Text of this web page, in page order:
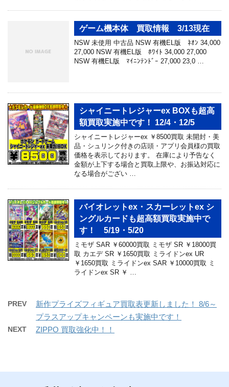
ゲーム機本体 買取情報 3/13現在
NSW 未使用 中古品 NSW 有機EL版 ﾈｵﾝ 34,000
27,000 NSW 有機EL版 ﾎﾜｲﾄ 34,000 27,000
NSW 有機EL版 ﾏｲﾆﾝﾃﾝﾄﾞｰ 27,000 23,0 …
シャイニートレジャーex BOXも超高
額買取実施中です！ 12/4・12/5
シャイニートレジャーex ￥8500買取 未開封・美
品・シュリンク付きの店頭・アプリ会員様の買取
価格を表示しております。 在庫により予告なく
金額が上下する場合と買取上限や、お振込対応に
なる場合がござい …
バイオレットex・スカーレットex シ
ングルカードも超高額買取実施中で
す！ 5/19・5/20
ミモザ SAR ￥60000買取 ミモザ SR ￥18000買
取 カエデ SR ￥1650買取 ミライドンex UR
￥1650買取 ミライドンex SAR ￥10000買取 ミ
ライドンex SR ￥ …
PREV
新作プライズフィギュア買取表更新しました！ 8/6～
プラスアップキャンペーンも実施中です！
NEXT ZIPPO 買取強化中！！